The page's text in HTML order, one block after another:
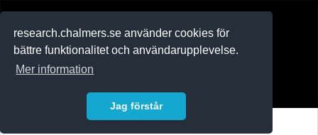
research.chalmers.se använder cookies för
bättre funktionalitet och användarupplevelse.
Mer information
Jag förstår